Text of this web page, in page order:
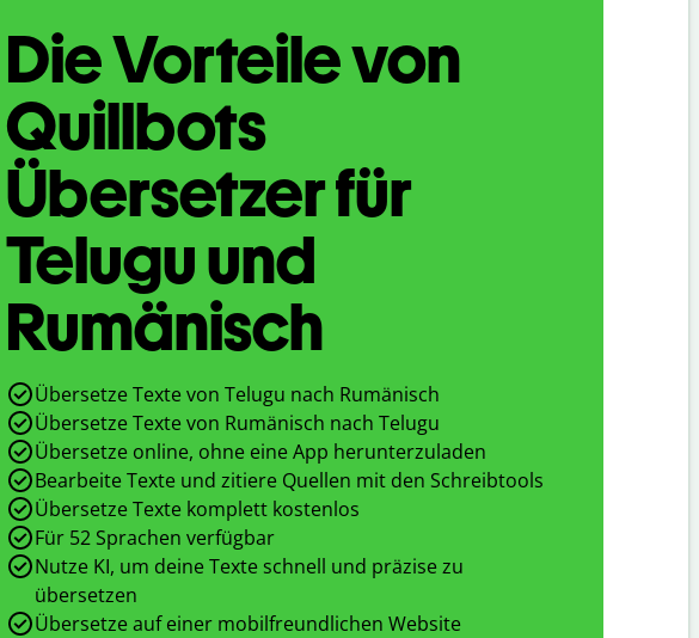
Die Vorteile von
Quillbots
Übersetzer für
Telugu und
Rumänisch
Übersetze Texte von Telugu nach Rumänisch
Übersetze Texte von Rumänisch nach Telugu
Übersetze online, ohne eine App herunterzuladen
Bearbeite Texte und zitiere Quellen mit den Schreibtools
Übersetze Texte komplett kostenlos
Für 52 Sprachen verfügbar
Nutze KI, um deine Texte schnell und präzise zu
übersetzen
Übersetze auf einer mobilfreundlichen Website